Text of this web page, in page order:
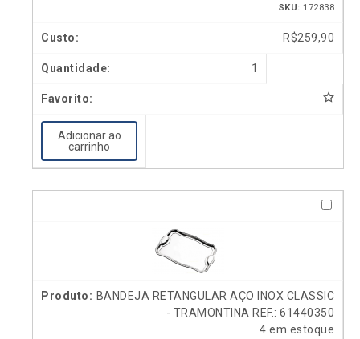
SKU: 172838
R$259,90
1
Adicionar ao
carrinho
BANDEJA RETANGULAR AÇO INOX CLASSIC
- TRAMONTINA REF.: 61440350
4 em estoque